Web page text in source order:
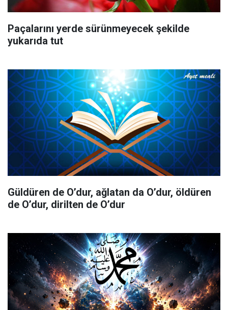
Paçalarını yerde sürünmeyecek şekilde
yukarıda tut
Güldüren de O’dur, ağlatan da O’dur, öldüren
de O’dur, dirilten de O’dur